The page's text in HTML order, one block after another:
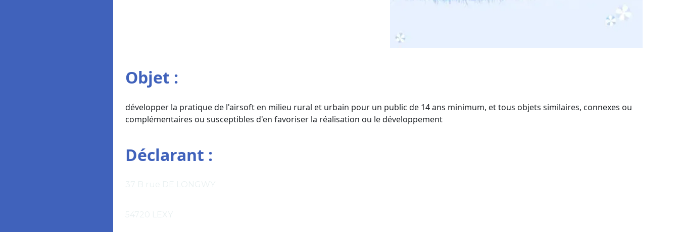
Objet :
développer la pratique de l'airsoft en milieu rural et urbain pour un public de 14 ans minimum, et tous objets similaires, connexes ou
complémentaires ou susceptibles d'en favoriser la réalisation ou le développement
Déclarant :